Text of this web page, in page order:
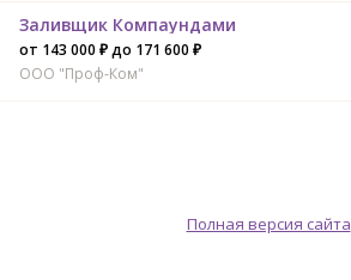
Заливщик Компаундами
от 143 000 ₽ до 171 600 ₽
ООО "Проф-Ком"
Полная версия сайта